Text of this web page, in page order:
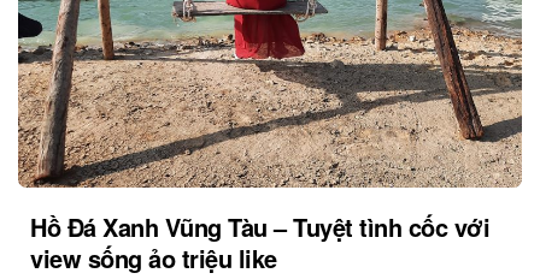
Hồ Đá Xanh Vũng Tàu – Tuyệt tình cốc với
view sống ảo triệu like